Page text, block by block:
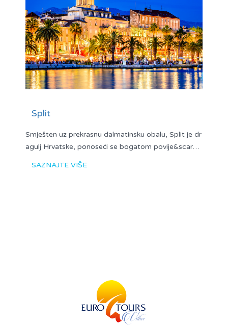
Split
Smješten uz prekrasnu dalmatinsku obalu, Split je dr
agulj Hrvatske, ponoseći se bogatom povije&scar…
SAZNAJTE VIŠE